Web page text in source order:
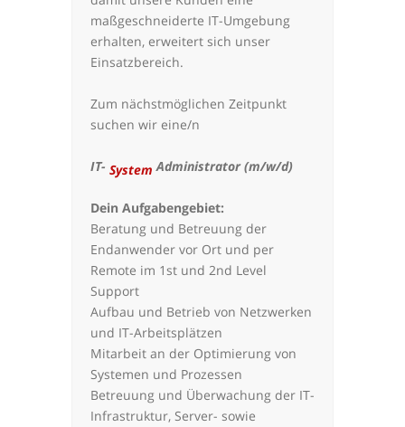
maßgeschneiderte IT-Umgebung
erhalten, erweitert sich unser
Einsatzbereich.
Zum nächstmöglichen Zeitpunkt
suchen wir eine/n
IT- SystemAdministrator(m/w/d)
Dein Aufgabengebiet:
Beratung und Betreuung der
Endanwender vor Ort und per
Remote im 1st und 2nd Level
Support
Aufbau und Betrieb von Netzwerken
und IT-Arbeitsplätzen
Mitarbeit an der Optimierung von
Systemen und Prozessen
Betreuung und Überwachung der IT-
Infrastruktur, Server- sowie